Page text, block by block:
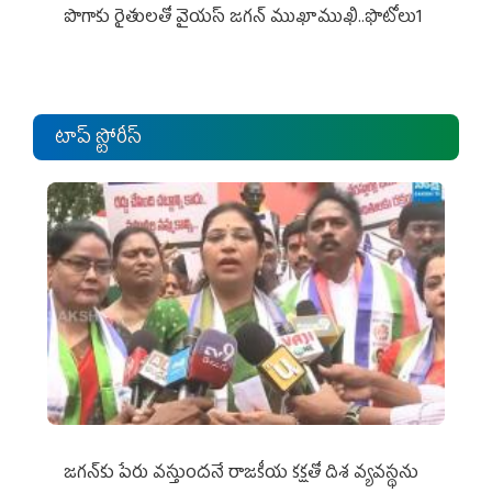
పొగాకు రైతుల‌తో వైయ‌స్ జ‌గ‌న్ ముఖాముఖి..ఫొటోలు1
టాప్ స్టోరీస్
జగన్‌కు పేరు వస్తుందనే రాజకీయ కక్షతో దిశ వ్య‌వ‌స్థ‌ను